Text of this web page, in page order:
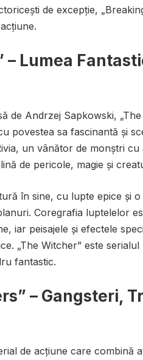
de excepție,
– Lumea
de Andrzej Sapkowski,
povestea sa fascinantă și
un vânător de monștri
de pericole, magie și
în sine, cu lupte epice și
Coregrafia luptelelor
iar peisajele și efectele
„The Witcher” este
fantastic.
– Gangsteri,
de acțiune care combină